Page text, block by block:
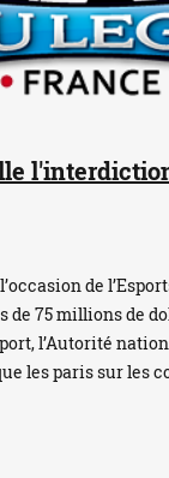
de
de 75 millions de
l’Autorité
les paris sur les